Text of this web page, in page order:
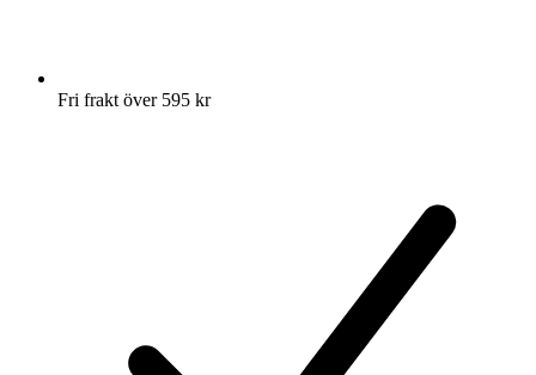
Fri frakt över 595 kr